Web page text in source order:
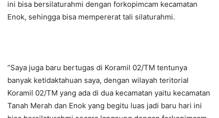
ini bisa bersilaturahmi dengan forkopimcam kecamatan
Enok, sehingga bisa mempererat tali silaturahmi.
“Saya juga baru bertugas di Koramil 02/TM tentunya
banyak ketidaktahuan saya, dengan wilayah teritorial
Koramil 02/TM yang ada di dua kecamatan yaitu kecamatan
Tanah Merah dan Enok yang begitu luas jadi baru hari ini